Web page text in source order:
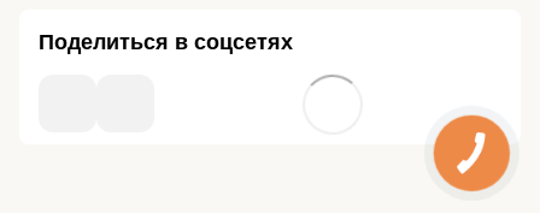
Поделиться в соцсетях